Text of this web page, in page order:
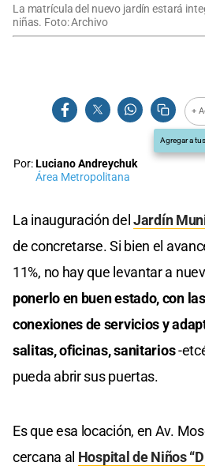
La matrícula del nuevo jardín estará
niñas. Foto: Archivo
+
Agregar a
Por:Luciano Andreychuk
Área Metropolitana
La inauguración delJardín
de concretarse. Si bien el
11%, no hay que levantar a
ponerlo en buen estado, con
conexiones de servicios y
salitas, oficinas, sanitarios-
pueda abrir sus puertas.
Es que esa locación, en Av.
cercana al Hospital de Niños